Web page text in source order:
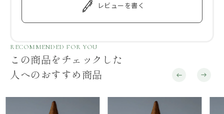
レビューを書く
RECOMMENDED FOR YOU
この商品をチェックした
人へのおすすめ商品